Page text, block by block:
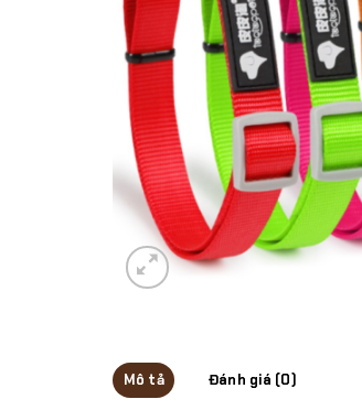
Mô tả Đánh giá (0)